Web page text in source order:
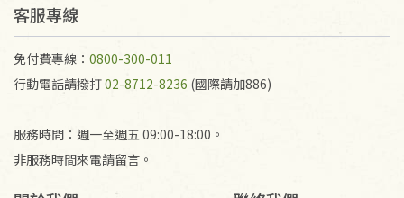
客服專線
免付費專線： 0800-300-011
行動電話請撥打02-8712-8236 (國際請加886)
服務時間：週一至週五 09:00-18:00。
非服務時間來電請留言。